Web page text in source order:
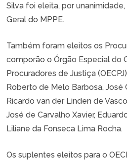
Silva foi eleita, por
Geral do MPPE.
Também foram eleitos os
comporão o Órgão Especial do
Procuradores de Justiça
Roberto de Melo Barbosa, José
Ricardo van der Linden de
José de Carvalho Xavier,
Liliane da Fonseca Lima Rocha.
Os suplentes eleitos para o